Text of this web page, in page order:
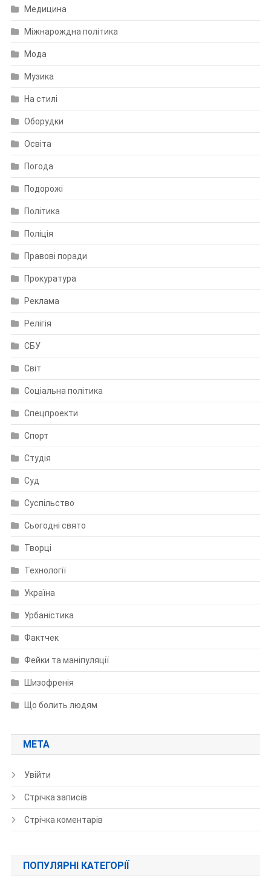
Медицина
Міжнарождна політика
Мода
Музика
На стилі
Оборудки
Освіта
Погода
Подорожі
Політика
Поліція
Правові поради
Прокуратура
Реклама
Релігія
СБУ
Світ
Соціальна політика
Спецпроекти
Спорт
Студія
Суд
Суспільство
Сьогодні свято
Творці
Технології
Україна
Урбаністика
Фактчек
Фейки та маніпуляції
Шизофренія
Що болить людям
МЕТА
Увійти
Стрічка записів
Стрічка коментарів
ПОПУЛЯРНІ КАТЕГОРІЇ